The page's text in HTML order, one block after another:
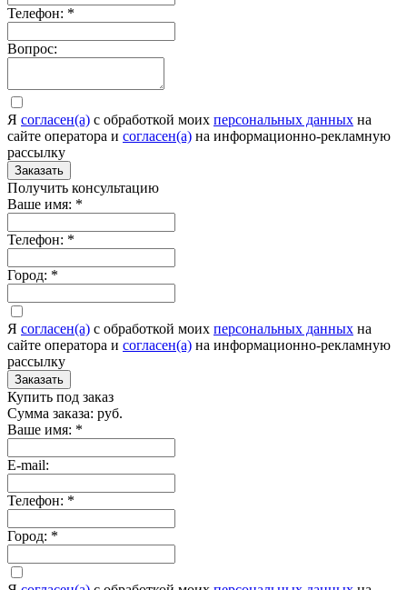
Телефон: *
Вопрос:
Я согласен(а) c обработкой моих персональных данных на
сайте оператора и согласен(а) на информационно-рекламную
рассылку
Заказать
Получить консультацию
Ваше имя: *
Телефон: *
Город: *
Я согласен(а) c обработкой моих персональных данных на
сайте оператора и согласен(а) на информационно-рекламную
рассылку
Заказать
Купить под заказ
Сумма заказа: руб.
Ваше имя: *
E-mail:
Телефон: *
Город: *